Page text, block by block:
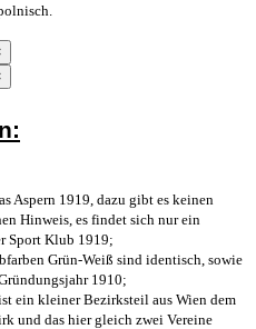
Aspern 1919, dazu gibt es keinen
Hinweis, es findet sich nur ein
Sport Klub 1919;
Grün-Weiß sind identisch, sowie
1910;
ein kleiner Bezirksteil aus Wien dem
und das hier gleich zwei Vereine